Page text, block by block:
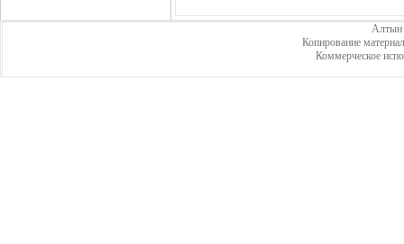
Алтын
Копирование
Коммерческое